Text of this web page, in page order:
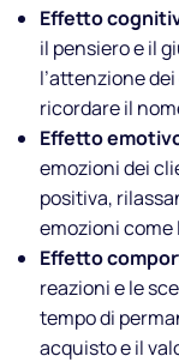
Effetto
il pensiero e il
l’attenzione
ricordare il
Effetto
emozioni dei
positiva,
emozioni come
Effetto
reazioni e le
tempo di
acquisto e il